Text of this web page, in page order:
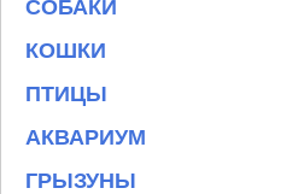
СОБАКИ
КОШКИ
ПТИЦЫ
АКВАРИУМ
ГРЫЗУНЫ